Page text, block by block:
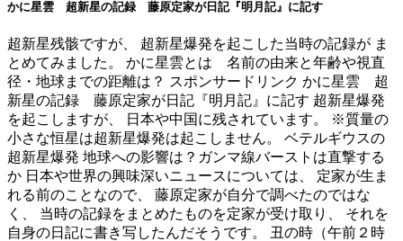
かに星雲 超新星の記録 藤原定家が日記『明月記』に記す
超新星残骸ですが、 超新星爆発を起こした当時の記録が ま
とめてみました。 かに星雲とは 名前の由来と年齢や視直
径・地球までの距離は？ スポンサードリンク かに星雲 超
新星の記録 藤原定家が日記『明月記』に記す 超新星爆発
を起こしますが、 日本や中国に残されています。 ※質量の
小さな恒星は超新星爆発は起こしません。 ベテルギウスの
超新星爆発 地球への影響は？ガンマ線バーストは直撃する
か 日本や世界の興味深いニュースについては、 定家が生ま
れる前のことなので、 藤原定家が自分で調べたのではな
く、 当時の記録をまとめたものを定家が受け取り、 それを
自身の日記に書き写したんだそうです。 丑の時（午前２時